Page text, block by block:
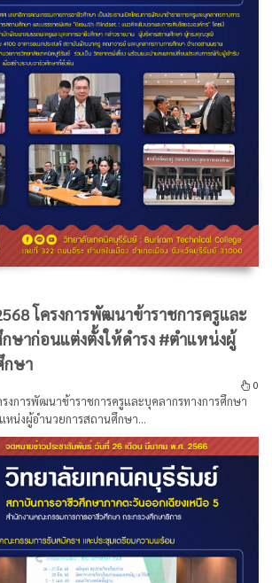
โครงการพัฒนาข้าราชการครูและ
กษาก่อนแต่งตั้งให้ดำรง #ตำแหน่งผู้
กษา
0
งการพัฒนาข้าราชการครูและบุคลากรทางการศึกษา
หน่งผู้อำนวยการสถานศึกษา...